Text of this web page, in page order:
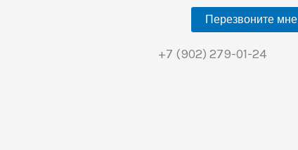
Перезвоните мне
+7 (902) 279-01-24